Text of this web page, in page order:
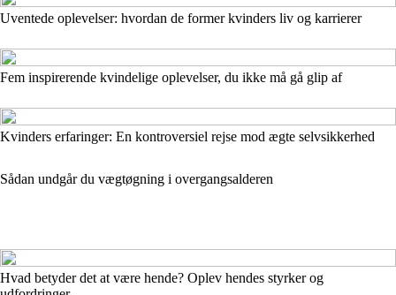
Uventede oplevelser: hvordan de former kvinders liv og karrierer
Fem inspirerende kvindelige oplevelser, du ikke må gå glip af
Kvinders erfaringer: En kontroversiel rejse mod ægte selvsikkerhed
Sådan undgår du vægtøgning i overgangsalderen
Hvad betyder det at være hende? Oplev hendes styrker og